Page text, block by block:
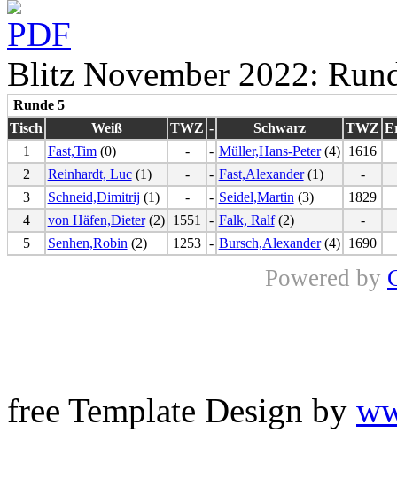
Blitz November 2022:
Runde 5
Tisch
Weiß TWZ - Schwarz TWZ
1
Fast,Tim(0) - - Müller,Hans-Peter(4)
1616
2
Reinhardt, Luc(1) - - Fast,Alexander(1)
-
3
Schneid,Dimitrij (1) - - Seidel,Martin (3)
1829
4
von Häfen,Dieter(2) 1551 - Falk, Ralf(2)
-
5
Senhen,Robin (2) 1253 - Bursch,Alexander(4) 1690
Powered by
free Template Design by